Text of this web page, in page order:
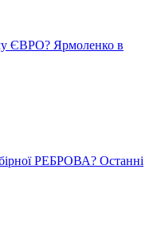
ЄВРО? Ярмоленко в
РЕБРОВА? Останні